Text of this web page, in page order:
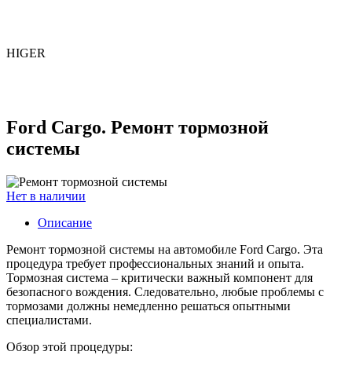
HIGER
Ford Cargo. Ремонт тормозной
системы
Нет в наличии
Описание
Ремонт тормозной системы на автомобиле Ford Cargo. Эта
процедура требует профессиональных знаний и опыта.
Тормозная система – критически важный компонент для
безопасного вождения. Следовательно, любые проблемы с
тормозами должны немедленно решаться опытными
специалистами.
Обзор этой процедуры: